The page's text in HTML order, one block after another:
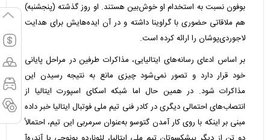
بوفون نسبت به استخدام او خوش‌بین هستند. او روز گذشته (پنجشنبه)
هم ملاقاتی حضوری با گراوینا داشته و در آن ایده‌هایش برای هدایت
لاجوردی‌پوشان را ارائه کرده است.
بر اساس ادعای رسانه‌های ایتالیایی، مذاکرات طرفین در مراحل پایانی
خود قرار دارد و تصور نمی‌شود چیزی مانع به نتیجه رسیدن این
مذاکرات شود. در همین حال اما شبکه اسکای اسپورت ایتالیا از
انتصاب‌های احتمالی دیگری در کادر فنی تیم ملی فوتبال ایتالیا خبر داده
مبنی بر اینکه با روی کار آمدن گتوسو به‌عنوان سرمربی این تیم، احتمالاً